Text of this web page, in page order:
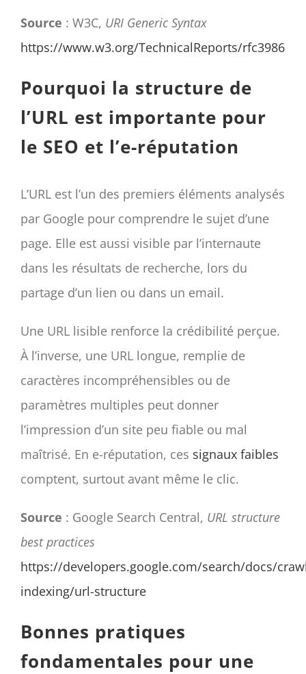
Source : W3C, URI Generic Syntax
https://www.w3.org/TechnicalReports/rfc3986
Pourquoi la structure de
l’URL est importante pour
le SEO et l’e-réputation
L’URL est l’un des premiers éléments analysés
par Google pour comprendre le sujet d’une
page. Elle est aussi visible par l’internaute
dans les résultats de recherche, lors du
partage d’un lien ou dans un email.
Une URL lisible renforce la crédibilité perçue.
À l’inverse, une URL longue, remplie de
caractères incompréhensibles ou de
paramètres multiples peut donner
l’impression d’un site peu fiable ou mal
maîtrisé. En e-réputation, ces signaux faibles
comptent, surtout avant même le clic.
Source : Google Search Central, URL structure
best practices
https://developers.google.com/search/docs/
indexing/url-structure
Bonnes pratiques
fondamentales pour une